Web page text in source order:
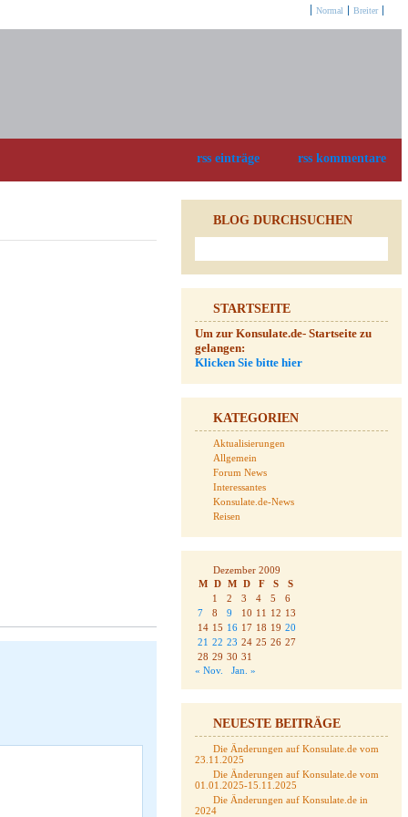
Normal Breiter
rss einträge rss kommentare
BLOG DURCHSUCHEN
STARTSEITE
Um zur Konsulate.de- Startseite zu
gelangen:
Klicken Sie bitte hier
KATEGORIEN
Aktualisierungen
Allgemein
Forum News
Interessantes
Konsulate.de-News
Reisen
Dezember 2009
M D M D F S
S
1
2 3 4 5
6
7
8 9 10 11 12 13
14 15 16 17 18 19 20
21 22 23 24 25 26 27
28 29 30 31
« Nov.
Jan. »
NEUESTE BEITRÄGE
Die Änderungen auf Konsulate.de vom
23.11.2025
Die Änderungen auf Konsulate.de vom
01.01.2025-15.11.2025
Die Änderungen auf Konsulate.de in
2024